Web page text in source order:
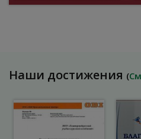
Наши достижения (